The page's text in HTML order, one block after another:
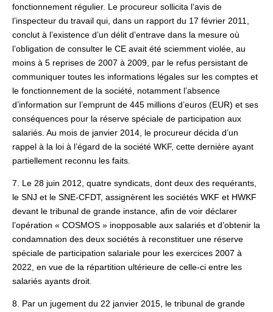
fonctionnement régulier. Le procureur sollicita l’avis de
l’inspecteur du travail qui, dans un rapport du 17 février 2011,
conclut à l’existence d’un délit d’entrave dans la mesure où
l’obligation de consulter le CE avait été sciemment violée, au
moins à 5 reprises de 2007 à 2009, par le refus persistant de
communiquer toutes les informations légales sur les comptes et
le fonctionnement de la société, notamment l’absence
d’information sur l’emprunt de 445 millions d’euros (EUR) et ses
conséquences pour la réserve spéciale de participation aux
salariés. Au mois de janvier 2014, le procureur décida d’un
rappel à la loi à l’égard de la société WKF, cette dernière ayant
partiellement reconnu les faits.
7. Le 28 juin 2012, quatre syndicats, dont deux des requérants,
le SNJ et le SNE-CFDT, assignèrent les sociétés WKF et HWKF
devant le tribunal de grande instance, afin de voir déclarer
l’opération « COSMOS » inopposable aux salariés et d’obtenir la
condamnation des deux sociétés à reconstituer une réserve
spéciale de participation salariale pour les exercices 2007 à
2022, en vue de la répartition ultérieure de celle-ci entre les
salariés ayants droit.
8. Par un jugement du 22 janvier 2015, le tribunal de grande